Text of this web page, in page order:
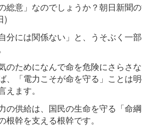
総意」なのでしょうか？朝日新聞
)
分には関係ない」と、うそぶく一
のためになんで命を危険にさらさ
、「電力こそが命を守る」ことは
ます。
の供給は、国民の生命を守る「命
幹を支える根幹です。